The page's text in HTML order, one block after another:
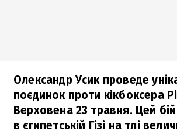
Олександр Усик проведе
поєдинок проти кікбоксера
Верховена 23 травня. Цей бій
в єгипетській Гізі на тлі